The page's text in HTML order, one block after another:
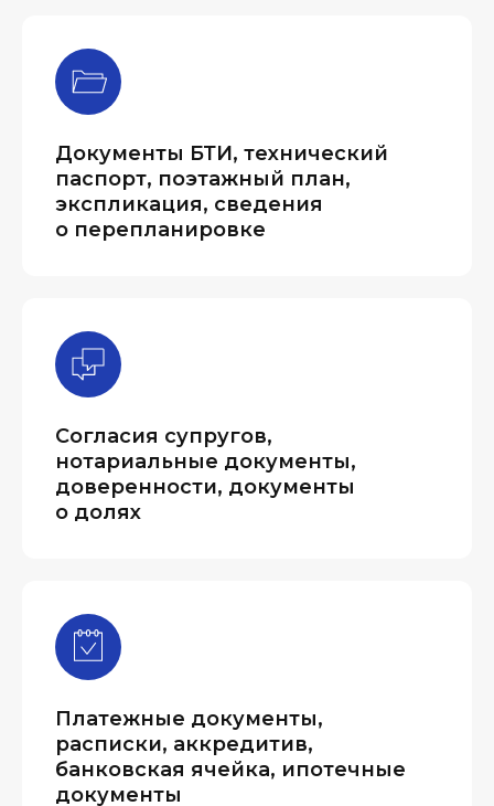
Документы БТИ, технический
паспорт, поэтажный план,
экспликация, сведения
о перепланировке
Согласия супругов,
нотариальные документы,
доверенности, документы
о долях
Платежные документы,
расписки, аккредитив,
банковская ячейка, ипотечные
документы